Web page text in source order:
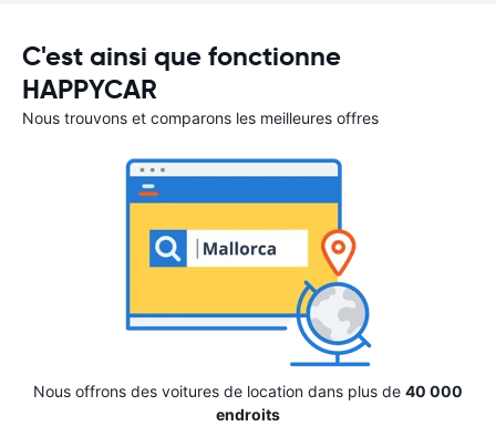
C'est ainsi que fonctionne
HAPPYCAR
Nous trouvons et comparons les meilleures offres
Nous offrons des voitures de location dans plus de 40 000
endroits